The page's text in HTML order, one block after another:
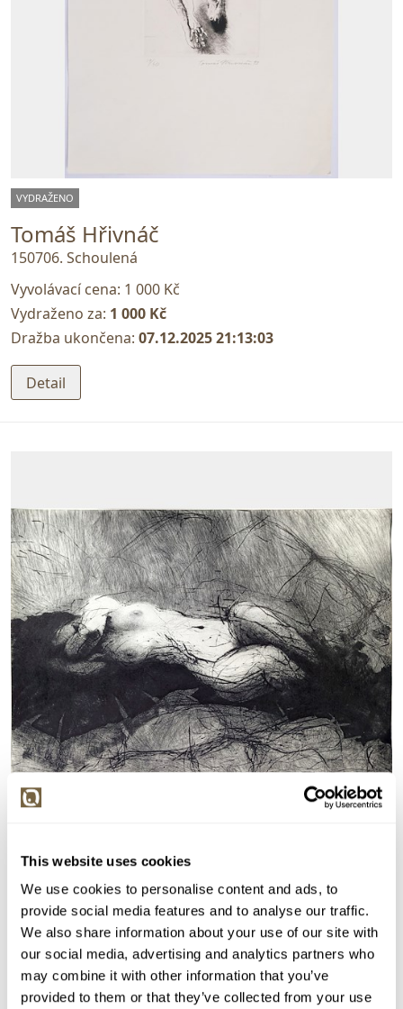
This website uses cookies
We use cookies to personalise content and ads, to
provide social media features and to analyse our traffic.
We also share information about your use of our site with
our social media, advertising and analytics partners who
may combine it with other information that you’ve
provided to them or that they’ve collected from your use
VYDRAŽENO
Tomáš Hřivnáč
150706. Schoulená
Vyvolávací cena: 1 000 Kč
Vydraženo za: 1 000 Kč
Dražba ukončena: 07.12.2025 21:13:03
Detail
VYDRAŽENO
Tomáš Hřivnáč
149111. Ležící akt
Vyvolávací cena:
3 000 Kč
Vydraženo za: 3 700 Kč
Dražba ukončena:27.11.2025 21:23:14